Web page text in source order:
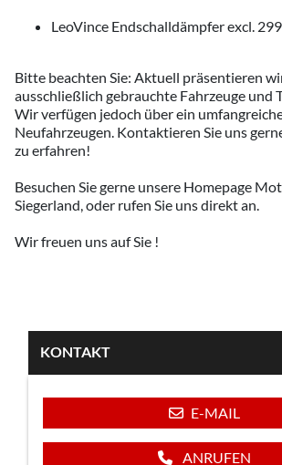
LeoVince Endschalldämpfer excl.
Bitte beachten Sie: Aktuell präsentieren
ausschließlich gebrauchte Fahrzeuge und
Wir verfügen jedoch über ein
Neufahrzeugen. Kontaktieren Sie uns
zu erfahren!
Besuchen Sie gerne unsere Homepage
Siegerland, oder rufen Sie uns direkt an.
Wir freuen uns auf Sie !
KONTAKT
E-MAIL
ANRUFEN